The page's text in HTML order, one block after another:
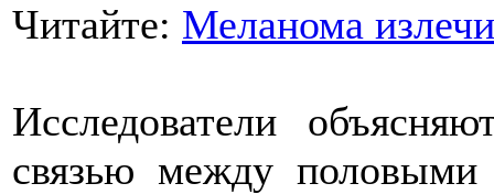
Читайте: Меланома
Исследователи
связью между половыми